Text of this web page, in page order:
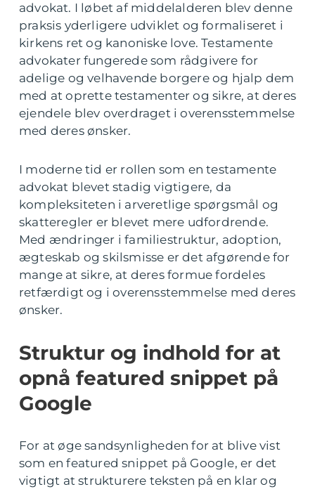
advokat. I løbet af middelalderen blev denne
praksis yderligere udviklet og formaliseret i
kirkens ret og kanoniske love. Testamente
advokater fungerede som rådgivere for
adelige og velhavende borgere og hjalp dem
med at oprette testamenter og sikre, at deres
ejendele blev overdraget i overensstemmelse
med deres ønsker.
I moderne tid er rollen som en testamente
advokat blevet stadig vigtigere, da
kompleksiteten i arveretlige spørgsmål og
skatteregler er blevet mere udfordrende.
Med ændringer i familiestruktur, adoption,
ægteskab og skilsmisse er det afgørende for
mange at sikre, at deres formue fordeles
retfærdigt og i overensstemmelse med deres
ønsker.
Struktur og indhold for at
opnå featured snippet på
Google
For at øge sandsynligheden for at blive vist
som en featured snippet på Google, er det
vigtigt at strukturere teksten på en klar og